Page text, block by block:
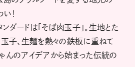
！
ダードは「そば肉玉子」。生地とた
玉子、生麺を熱々の鉄板に重ねて
のアイデアから始まった伝統の